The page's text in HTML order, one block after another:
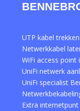
UTP kabel
Netwerkkabel
WiFi access point
UniFi netwerk
UniFi specialist
Extra